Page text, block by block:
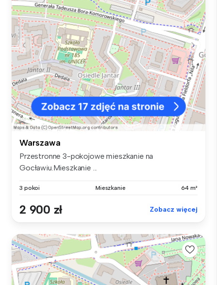
Warszawa
Przestronne 3-pokojowe mieszkanie na
Gocławiu.Mieszkanie ...
3 pokoi Mieszkanie 64 m²
2 900 zł Zobacz więcej